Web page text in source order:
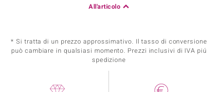
All'articolo
* Si tratta di un prezzo approssimativo. Il tasso di conversione
può cambiare in qualsiasi momento. Prezzi inclusivi di IVA piú
spedizione